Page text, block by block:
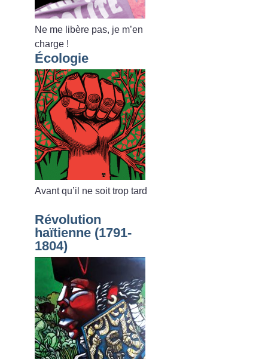
Ne me libère pas, je m’en
charge !
Écologie
Avant qu’il ne soit trop tard
Révolution
haïtienne (1791-
1804)